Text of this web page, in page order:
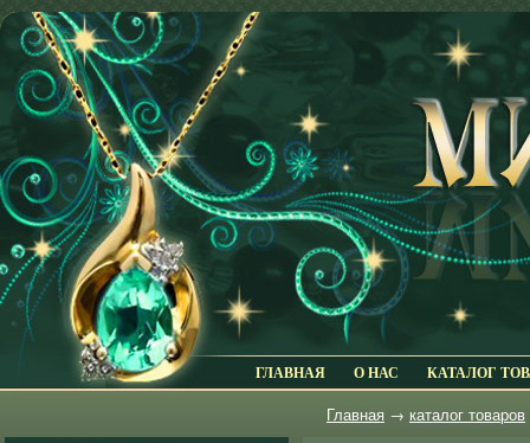
ГЛАВНАЯ О НАС КАТАЛОГ
Главная → каталог товаров